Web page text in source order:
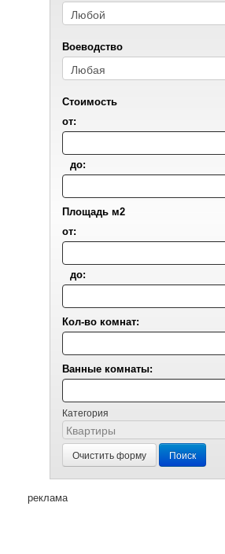
Воеводствo
Стоимость
от:
до:
Площадь м2
от:
до:
Кол-во комнат:
Ванные комнаты:
Категория
Очистить форму Поиск
реклама